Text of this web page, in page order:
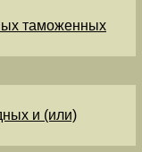
таможенных
и (или)